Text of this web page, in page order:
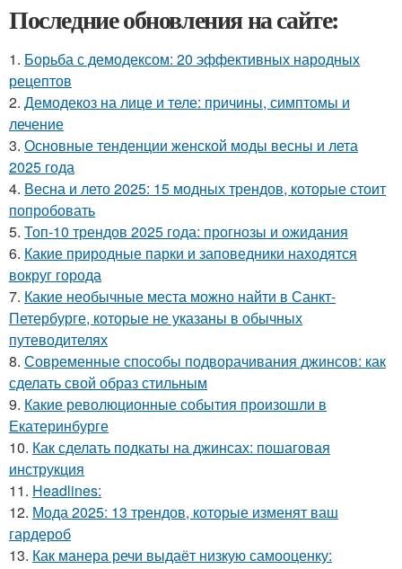
Последние обновления на сайте:
1. Борьба с демодексом: 20 эффективных народных
рецептов
2. Демодекоз на лице и теле: причины, симптомы и
лечение
3. Основные тенденции женской моды весны и лета
2025 года
4. Весна и лето 2025: 15 модных трендов, которые стоит
попробовать
5. Топ-10 трендов 2025 года: прогнозы и ожидания
6. Какие природные парки и заповедники находятся
вокруг города
7. Какие необычные места можно найти в Санкт-
Петербурге, которые не указаны в обычных
путеводителях
8. Современные способы подворачивания джинсов: как
сделать свой образ стильным
9. Какие революционные события произошли в
Екатеринбурге
10. Как сделать подкаты на джинсах: пошаговая
инструкция
11. Headlines:
12. Мода 2025: 13 трендов, которые изменят ваш
гардероб
13. Как манера речи выдаёт низкую самооценку: